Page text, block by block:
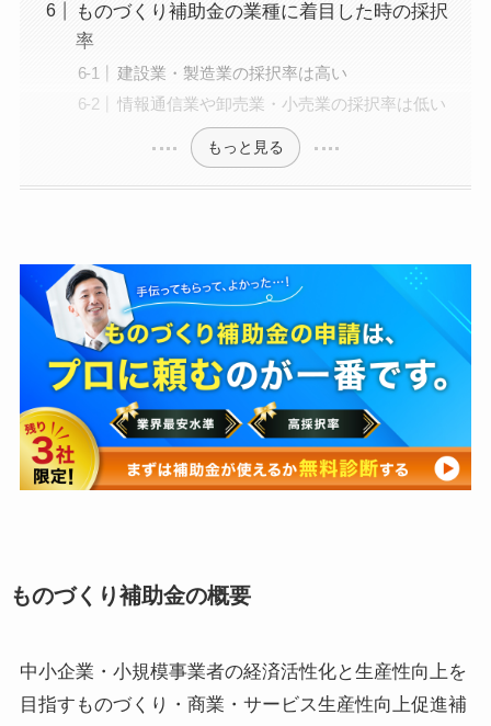
ものづくり補助金の業種に着目した時の採択
率
建設業・製造業の採択率は高い
情報通信業や卸売業・小売業の採択率は低い
もっと見る
ものづくり補助金の概要
中小企業・小規模事業者の経済活性化と生産性向上を
目指すものづくり・商業・サービス生産性向上促進補